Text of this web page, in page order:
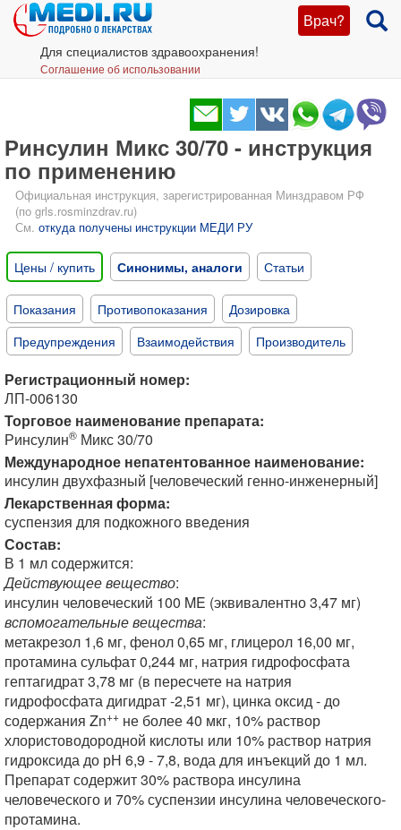
Врач?
Для специалистов здравоохранения!
Соглашение об использовании
Ринсулин Микс 30/70 - инструкция
по применению
Официальная инструкция, зарегистрированная Минздравом РФ
(по grls.rosminzdrav.ru)
См. откуда получены инструкции МЕДИ РУ
Цены / купить Синонимы, аналоги Статьи
Показания Противопоказания
Дозировка
Предупреждения
Взаимодействия Производитель
Регистрационный номер:
ЛП-006130
Торговое наименование препарата:
Ринсулин® Микс 30/70
Международное непатентованное наименование:
инсулин двухфазный [человеческий генно-инженерный]
Лекарственная форма:
суспензия для подкожного введения
Состав:
В 1 мл содержится:
Действующее вещество:
инсулин человеческий 100 ME (эквивалентно 3,47 мг)
вспомогательные вещества:
метакрезол 1,6 мг, фенол 0,65 мг, глицерол 16,00 мг,
протамина сульфат 0,244 мг, натрия гидрофосфата
гептагидрат 3,78 мг (в пересчете на натрия
гидрофосфата дигидрат -2,51 мг), цинка оксид - до
содержания Zn++ не более 40 мкг, 10% раствор
хлористоводородной кислоты или 10% раствор натрия
гидроксида до рН 6,9 - 7,8, вода для инъекций до 1 мл.
Препарат содержит 30% раствора инсулина
человеческого и 70% суспензии инсулина человеческого-
протамина.